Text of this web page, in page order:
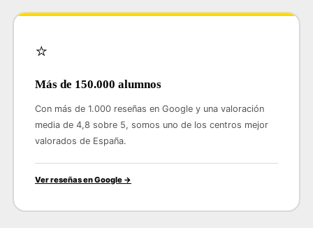
⭐
Más de 150.000 alumnos
Con más de 1.000 reseñas en Google y una valoración
media de 4,8 sobre 5, somos uno de los centros mejor
valorados de España.
Ver reseñas en Google →